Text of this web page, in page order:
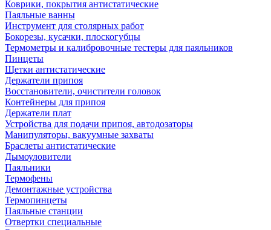
Коврики, покрытия антистатические
Паяльные ванны
Инструмент для столярных работ
Бокорезы, кусачки, плоскогубцы
Термометры и калибровочные тестеры для паяльников
Пинцеты
Щетки антистатические
Держатели припоя
Восстановители, очистители головок
Контейнеры для припоя
Держатели плат
Устройства для подачи припоя, автодозаторы
Манипуляторы, вакуумные захваты
Браслеты антистатические
Дымоуловители
Паяльники
Термофены
Демонтажные устройства
Термопинцеты
Паяльные станции
Отвертки специальные